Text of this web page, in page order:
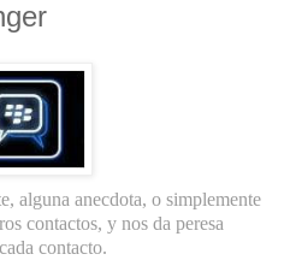
alguna anecdota, o simplemente
contactos, y nos da peresa
contacto.